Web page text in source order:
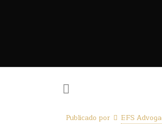
Publicado por EFS